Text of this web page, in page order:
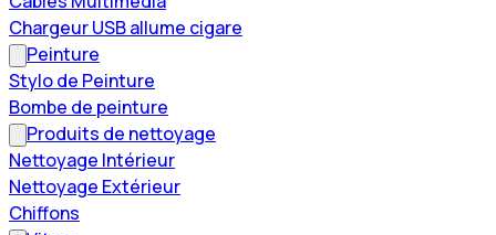
Chargeur USB allume cigare
Peinture
Stylo de Peinture
Bombe de peinture
Produits de nettoyage
Nettoyage Intérieur
Nettoyage Extérieur
Chiffons